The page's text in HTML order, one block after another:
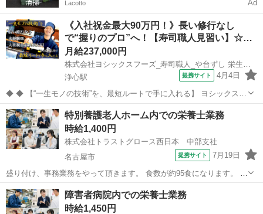
Lacotto Ad
《入社祝金最大90万円！》長い修行なし
で“握りのプロ”へ！【寿司職人見習い】☆…
月給237,000円
株式会社ヨシックスフーズ_寿司職人_や台ずし 栄生駅前町(正社員)
浄心駅
提携サイト 4月4日
◆ ◆ 【“一生モノの技術”を、最短ルートで手に入れる】 ヨシックスフ
ーズが運営する寿司居酒屋「や台ずし」では、 鮮魚の一部を加工済み
の状態で仕入れることで仕込みの負担を大幅に削減しています。 入社
後は余計な工程に時間...
愛知 名古屋市 浄心駅
特別養護老人ホーム内での栄養士業務
時給1,400円
株式会社トラストグロース西日本 中部支社
名古屋市
提携サイト 7月19日
盛り付け、事務業務をやって頂きます。 食数が約95食になります。 土
日は月に半分以上勤務出来る方歓迎！ 就業前に検便提出して頂きま
す。 丁寧に指導して頂けますのでご安心ください。 原則敷地内禁煙
この他にも沢山の職種をご用...
愛知 名古屋市 その他
障害者病院内での栄養士業務
時給1,450円